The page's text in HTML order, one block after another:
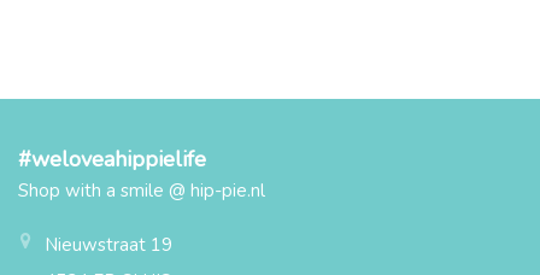
#weloveahippielife
Shop with a smile @ hip-pie.nl
Nieuwstraat 19